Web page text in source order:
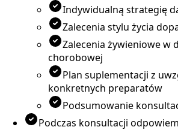
Indywidualną strategię
Zalecenia stylu życia
Zalecenia żywieniowe w
chorobowej
Plan suplementacji z
konkretnych preparatów
Podsumowanie
Podczas konsultacji